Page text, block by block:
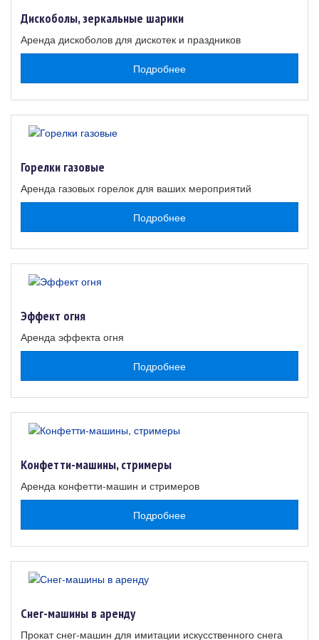
Дискоболы, зеркальные шарики
Аренда дискоболов для дискотек и праздников
Подробнее
Горелки газовые
Аренда газовых горелок для ваших мероприятий
Подробнее
Эффект огня
Аренда эффекта огня
Подробнее
Конфетти-машины, стримеры
Аренда конфетти-машин и стримеров
Подробнее
Снег-машины в аренду
Прокат снег-машин для имитации искусственного снега